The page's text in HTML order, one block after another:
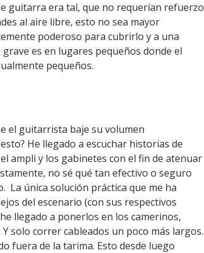
guitarra era tal, que no requerían refuerzo
al aire libre, esto no sea mayor
poderoso para cubrirlo y a una
es en lugares pequeños donde el
pequeños.
el guitarrista baje su volumen
He llegado a escuchar historias de
ampli y los gabinetes con el fin de atenuar
no sé qué tan efectivo o seguro
La única solución práctica que me ha
del escenario (con sus respectivos
llegado a ponerlos en los camerinos,
solo correr cableados un poco más largos.
fuera de la tarima. Esto desde luego